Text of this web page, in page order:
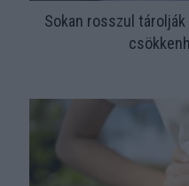
Sokan rosszul